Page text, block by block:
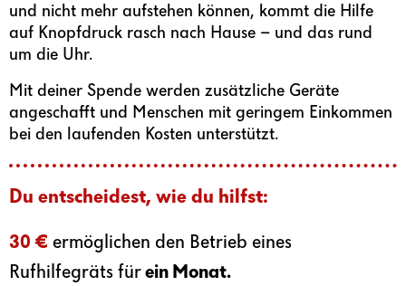
und nicht mehr aufstehen können, kommt die Hilfe
auf Knopfdruck rasch nach Hause – und das rund
um die Uhr.
Mit deiner Spende werden zusätzliche Geräte
angeschafft und Menschen mit geringem Einkommen
bei den laufenden Kosten unterstützt.
Du entscheidest, wie du hilfst:
30 € ermöglichen den Betrieb eines
Rufhilfegräts fürein Monat.